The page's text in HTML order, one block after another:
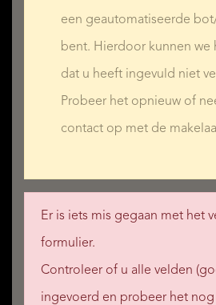
een geautomatiseerde
bent. Hierdoor kunnen we
dat u heeft ingevuld niet
Probeer het opnieuw of
contact op met de
Er is iets mis gegaan met het
formulier.
Controleer of u alle velden
ingevoerd en probeer het nog